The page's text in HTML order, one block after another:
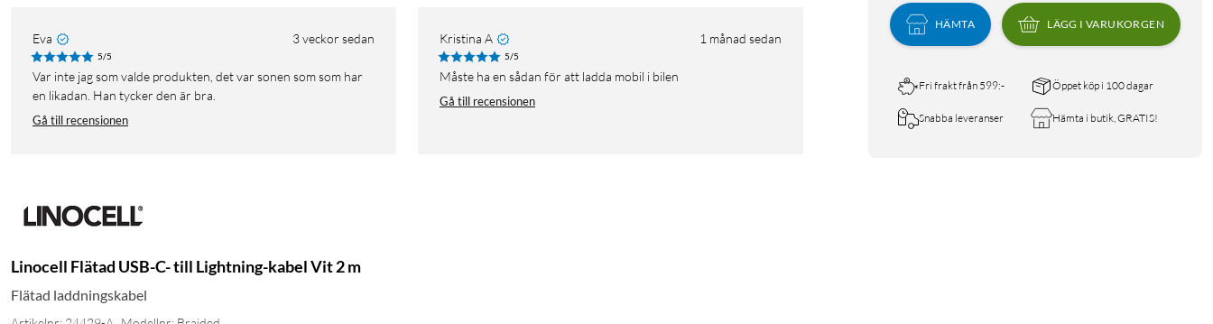
HÄMTA LÄGG I VARUKORGEN
Fri frakt från 599:- Öppet köp i 100 dagar
Snabba leveranser Hämta i butik, GRATIS!
Eva 3 veckor sedan
5/5
Var inte jag som valde produkten, det var sonen som som har
en likadan. Han tycker den är bra.
Gå till recensionen
Kristina A 1 månad sedan
5/5
Måste ha en sådan för att ladda mobil i bilen
Gå till recensionen
Linocell Flätad USB-C- till Lightning-kabel Vit 2 m
Flätad laddningskabel